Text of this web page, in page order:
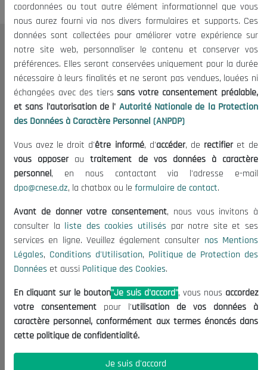
Le CNESE
A Propos
Le président
Organisation
Publications
Informations utiles
Appels d'offres et Consultations
Mentions Légales
Conditions d'Utilisation
Politique de Protection des Données
Politique des Cookies
Nous Contacter
(+213) 021 98 01 00|01|02
contact@cnese.dz
Suggestions ou Initiatives ?
Newsletter
dernières nouvelles.
coordonnées ou tout autre élément informationnel que vous
nous aurez fourni via nos divers formulaires et supports. Ces
données sont collectées pour améliorer votre expérience sur
notre site web, personnaliser le contenu et conserver vos
préférences. Elles seront conservées uniquement pour la durée
nécessaire à leurs finalités et ne seront pas vendues, louées ni
échangées avec des tierssans votre consentement préalable,
et sans l'autorisation de l' Autorité Nationale de la Protection
des Données à Caractère Personnel (ANPDP)
Vous avez le droit d'être informé, d'accéder, de rectifieret de
vous opposerautraitement de vos données à caractère
personnel, en nous contactant via l'adresse e-mail
dpo@cnese.dz, la chatbox ou le formulaire de contact.
Avant de donner votre consentement, nous vous invitons à
consulter la liste des cookies utilisés par notre site et ses
services en ligne. Veuillez également consulter nos Mentions
Légales, Conditions d'Utilisation, Politique de Protection des
Données et aussi Politique des Cookies.
En cliquant sur le bouton"Je suis d'accord", vous nous accordez
votre consentement pour l'utilisation de vos données à
caractère personnel, conformément aux termes énoncés dans
cette politique de confidentialité.
Je suis d'accord